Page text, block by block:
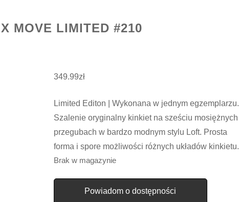
MOVE LIMITED #210
349.99zł
Limited Editon | Wykonana w jednym egzemplarzu.
Szalenie oryginalny kinkiet na sześciu mosiężnych
przegubach w bardzo modnym stylu Loft. Prosta
forma i spore możliwości różnych układów kinkietu.
Brak w magazynie
Powiadom o dostępności